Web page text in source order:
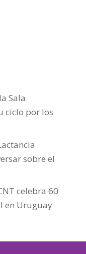
Sala
ciclo por los
sobre el
celebra 60
en Uruguay